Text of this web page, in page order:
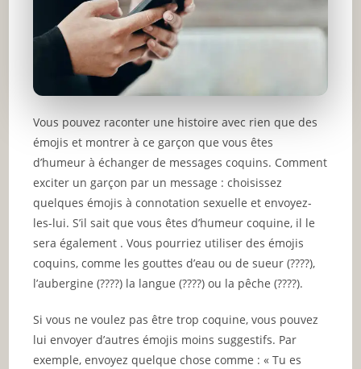
Vous pouvez raconter une histoire avec rien que des
émojis et montrer à ce garçon que vous êtes
d’humeur à échanger de messages coquins. Comment
exciter un garçon par un message : choisissez
quelques émojis à connotation sexuelle et envoyez-
les-lui. S’il sait que vous êtes d’humeur coquine, il le
sera également . Vous pourriez utiliser des émojis
coquins, comme les gouttes d’eau ou de sueur (????),
l’aubergine (????) la langue (????) ou la pêche (????).
Si vous ne voulez pas être trop coquine, vous pouvez
lui envoyer d’autres émojis moins suggestifs. Par
exemple, envoyez quelque chose comme : « Tu es